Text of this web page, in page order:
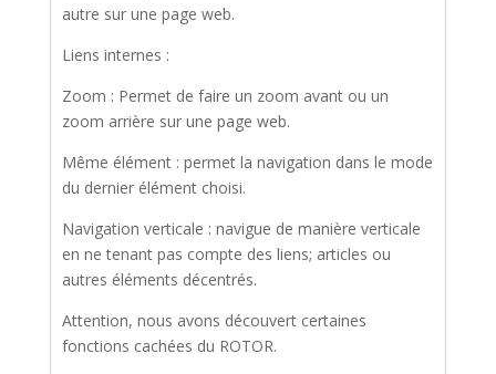
autre sur une page web.
Liens internes :
Zoom : Permet de faire un zoom avant ou un
zoom arrière sur une page web.
Même élément : permet la navigation dans le mode
du dernier élément choisi.
Navigation verticale : navigue de manière verticale
en ne tenant pas compte des liens; articles ou
autres éléments décentrés.
Attention, nous avons découvert certaines
fonctions cachées du ROTOR.